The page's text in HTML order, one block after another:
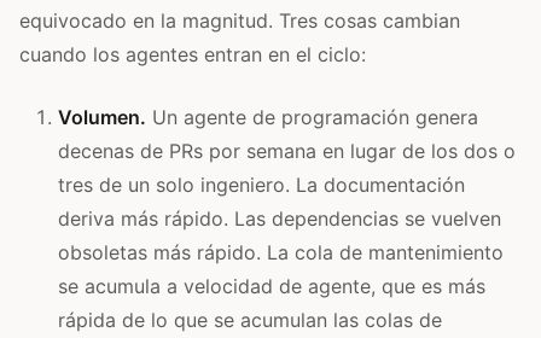
equivocado en la magnitud. Tres cosas cambian
cuando los agentes entran en el ciclo:
Volumen. Un agente de programación genera
decenas de PRs por semana en lugar de los dos o
tres de un solo ingeniero. La documentación
deriva más rápido. Las dependencias se vuelven
obsoletas más rápido. La cola de mantenimiento
se acumula a velocidad de agente, que es más
rápida de lo que se acumulan las colas de